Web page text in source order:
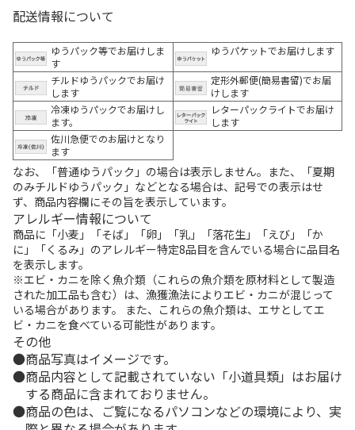
配送情報について
ゆうパック等でお届けしま
す
ゆうパケットでお届けします
チルドゆうパックでお届け
します
定形外郵便(簡易書留)でお届
けします
冷凍ゆうパックでお届けし
ます。
レターパックライトでお届け
します
佐川急便でのお届けとなり
ます
なお、「普通ゆうパック」の場合は表示しません。また、「夏期
のみチルドゆうパック」などとなる場合は、記号での表示はせ
ず、商品内容欄にその旨を表示しています。
アレルギー情報について
商品に「小麦」「そば」「卵」「乳」「落花生」「えび」「か
に」「くるみ」のアレルギー特定8品目を含んでいる場合に品目名
を表示します。
※エビ・カニを除く魚介類（これらの魚介類を原材料として製造
された加工品も含む）は、漁獲漁法によりエビ・カニが混じって
いる場合があります。 また、これらの魚介類は、エサとしてエ
ビ・カニを食べている可能性があります。
その他
商品写真はイメージです。
商品内容として記載されていない「小道具類」はお届け
する商品に含まれておりません。
商品の色は、ご覧になるパソコンなどの環境により、実